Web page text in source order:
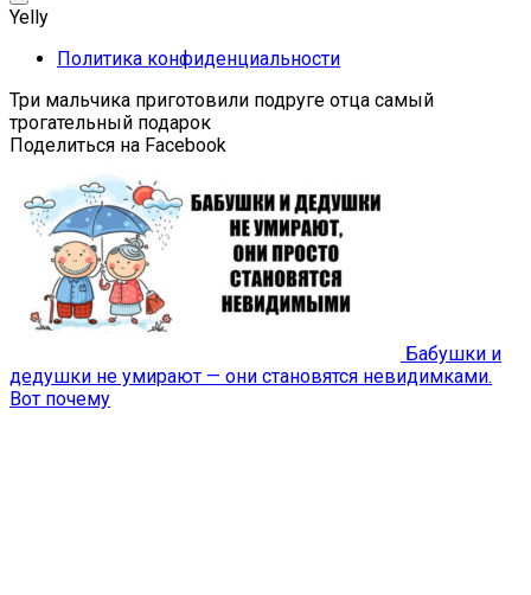
Yelly
Политика конфиденциальности
Три мальчика приготовили подруге отца самый
трогательный подарок
Поделиться на Facebook
Бабушки и
дедушки не умирают — они становятся невидимками.
Вот почему